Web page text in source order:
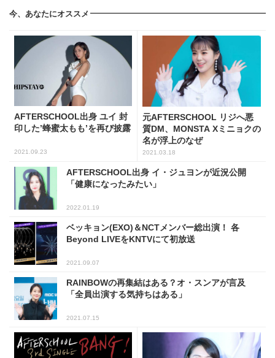
今、あなたにオススメ
AFTERSCHOOL出身 ユイ 封
印した’蜂蜜太もも’を再び披露
2021.09.23
元AFTERSCHOOL リジへ悪
質DM、MONSTA Xミニョクの
名が浮上のなぜ
2021.03.18
AFTERSCHOOL出身 イ・ジュヨンが近況公開
「健康になったみたい」
2022.01.19
ベッキョン(EXO)＆NCTメンバー総出演！ 各
Beyond LIVEをKNTVにて初放送
2021.09.07
RAINBOWの再集結はある？オ・スンアが言及
「全員出演する気持ちはある」
2021.07.15